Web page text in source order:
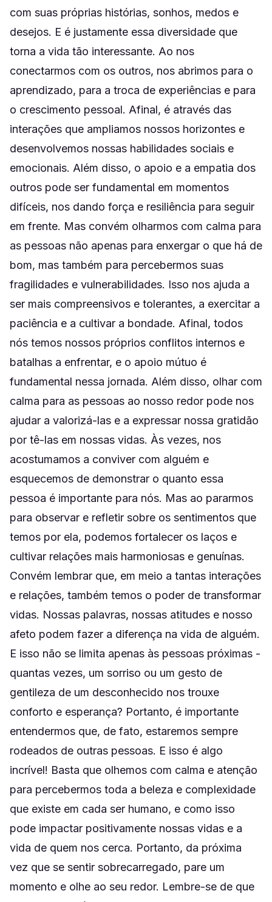
com suas próprias histórias, sonhos, medos e
desejos. E é justamente essa diversidade que
torna a vida tão interessante. Ao nos
conectarmos com os outros, nos abrimos para o
aprendizado, para a troca de experiências e para
o crescimento pessoal. Afinal, é através das
interações que ampliamos nossos horizontes e
desenvolvemos nossas habilidades sociais e
emocionais. Além disso, o apoio e a empatia dos
outros pode ser fundamental em momentos
difíceis, nos dando força e resiliência para seguir
em frente. Mas convém olharmos com calma para
as pessoas não apenas para enxergar o que há de
bom, mas também para percebermos suas
fragilidades e vulnerabilidades. Isso nos ajuda a
ser mais compreensivos e tolerantes, a exercitar a
paciência e a cultivar a bondade. Afinal, todos
nós temos nossos próprios conflitos internos e
batalhas a enfrentar, e o apoio mútuo é
fundamental nessa jornada. Além disso, olhar com
calma para as pessoas ao nosso redor pode nos
ajudar a valorizá-las e a expressar nossa gratidão
por tê-las em nossas vidas. Às vezes, nos
acostumamos a conviver com alguém e
esquecemos de demonstrar o quanto essa
pessoa é importante para nós. Mas ao pararmos
para observar e refletir sobre os sentimentos que
temos por ela, podemos fortalecer os laços e
cultivar relações mais harmoniosas e genuínas.
Convém lembrar que, em meio a tantas interações
e relações, também temos o poder de transformar
vidas. Nossas palavras, nossas atitudes e nosso
afeto podem fazer a diferença na vida de alguém.
E isso não se limita apenas às pessoas próximas -
quantas vezes, um sorriso ou um gesto de
gentileza de um desconhecido nos trouxe
conforto e esperança? Portanto, é importante
entendermos que, de fato, estaremos sempre
rodeados de outras pessoas. E isso é algo
incrível! Basta que olhemos com calma e atenção
para percebermos toda a beleza e complexidade
que existe em cada ser humano, e como isso
pode impactar positivamente nossas vidas e a
vida de quem nos cerca. Portanto, da próxima
vez que se sentir sobrecarregado, pare um
momento e olhe ao seu redor. Lembre-se de que